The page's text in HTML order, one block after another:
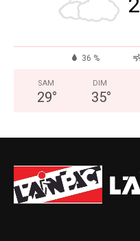
36 %
SAM
29°
DIM
35°